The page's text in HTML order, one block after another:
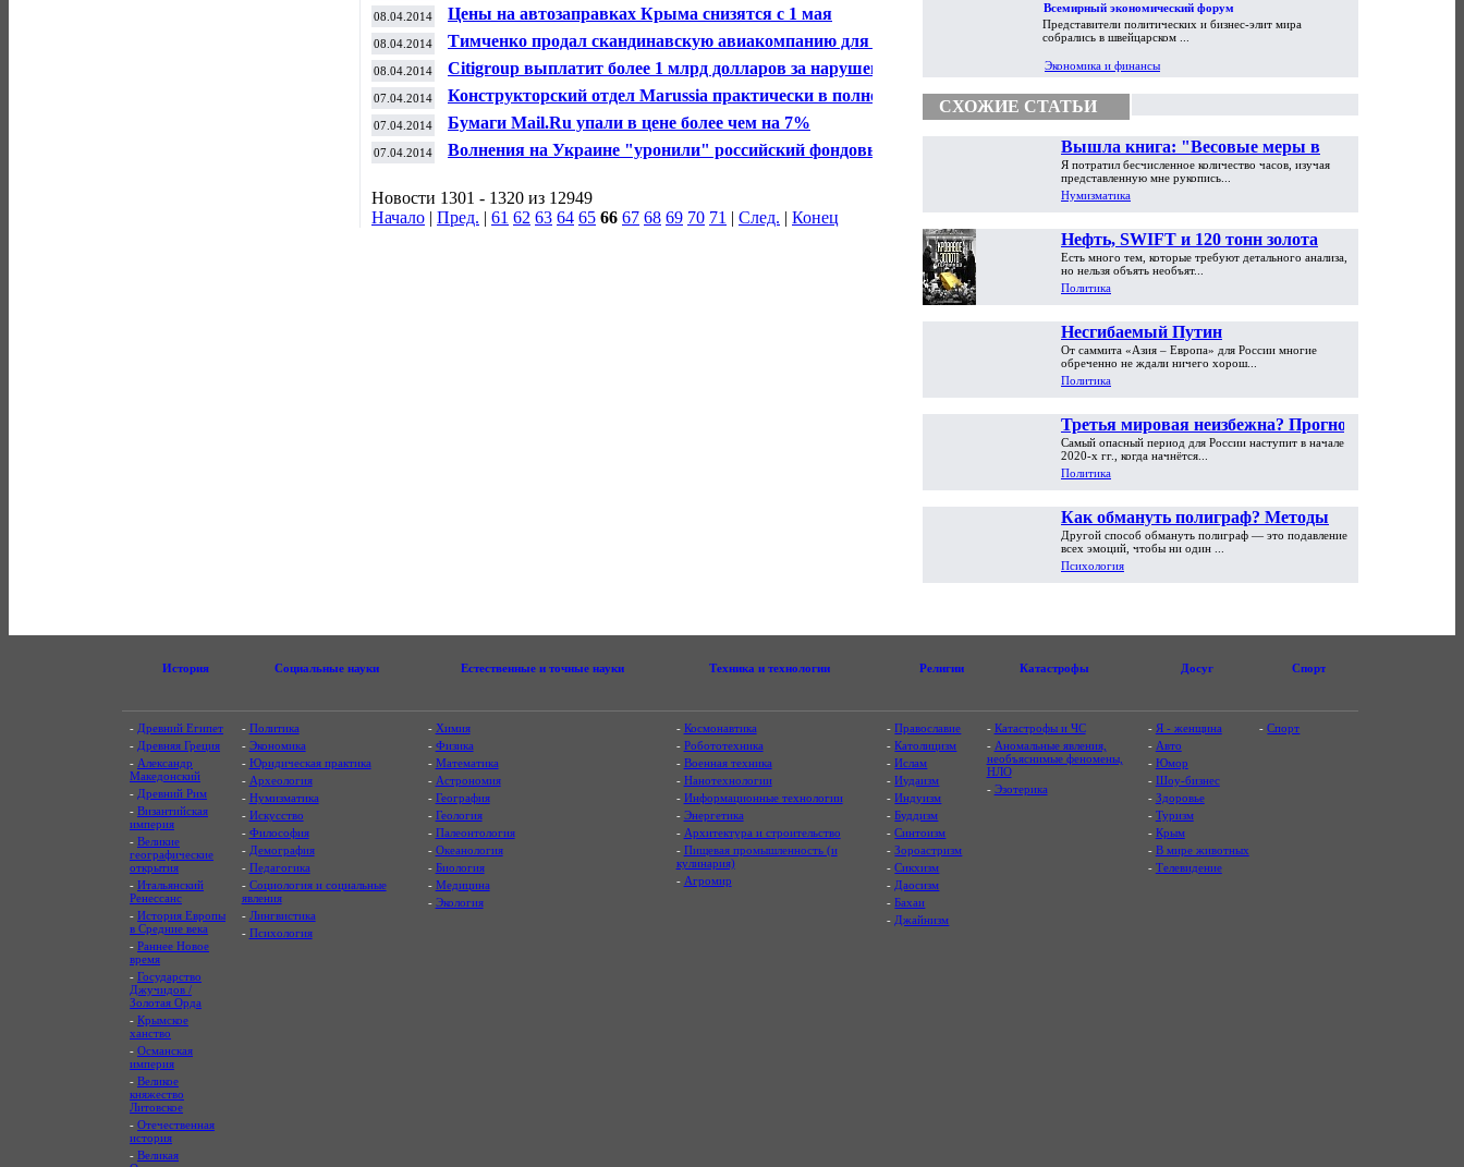
08.04.2014 Цены на автозаправках Крыма снизятся с 1 мая
08.04.2014
Тимченко продал скандинавскую авиакомпанию для VIP-
клиентов
08.04.2014
Citigroup выплатит более 1 млрд долларов за нарушения
при продаже ипотечных бумаг
07.04.2014
Конструкторский отдел Marussia практически в полном
составе перешел в НАМИ
07.04.2014 Бумаги Mail.Ru упали в цене более чем на 7%
07.04.2014
Волнения на Украине "уронили" российский фондовый
Новости 1301 - 1320 из 12949
Начало | Пред. | 61 62 63 64 65 66 67 68 69 70 71 | След. | Конец
Всемирный экономический форум
Представители политических и бизнес-элит мира
собрались в швейцарском ...
Экономика и финансы
СХОЖИЕ СТАТЬИ
Вышла книга: "Весовые меры в
торговой практике Античности и
Средневековья"
Я потратил бесчисленное количество часов, изучая
представленную мне рукопись...
Нумизматика
Нефть, SWIFT и 120 тонн золота
Есть много тем, которые требуют детального анализа,
но нельзя объять необъят...
Политика
Несгибаемый Путин
От саммита «Азия – Европа» для России многие
обреченно не ждали ничего хорош...
Политика
Третья мировая неизбежна? Прогноз
Сергея Глазьева
Самый опасный период для России наступит в начале
2020-х гг., когда начнётся...
Политика
Как обмануть полиграф? Методы
противодействия. Часть вторая
Другой способ обмануть полиграф — это подавление
всех эмоций, чтобы ни один ...
Психология
История Социальные науки Естественные и точные науки Техника и технологии Религии Катастрофы Досуг Спорт
- Древний Египет
- Древняя Греция
- Александр
Македонский
- Древний Рим
- Византийская
империя
- Великие
географические
открытия
- Итальянский
Ренессанс
- История Европы
в Средние века
- Раннее Новое
время
- Государство
Джучидов /
Золотая Орда
- Крымское
ханство
- Османская
империя
- Великое
княжество
Литовское
- Отечественная
история
- Великая
- Политика
- Экономика
- Юридическая практика
- Археология
- Нумизматика
- Искусство
- Философия
- Демография
- Педагогика
- Социология и социальные
явления
- Лингвистика
- Психология
- Химия
- Физика
- Математика
- Астрономия
- География
- Геология
- Палеонтология
- Океанология
- Биология
- Медицина
- Экология
- Космонавтика
- Робототехника
- Военная техника
- Нанотехнологии
- Информационные технологии
- Энергетика
- Архитектура и строительство
- Пищевая промышленность (и
кулинария)
- Агромир
-Православие
-Католицизм
-Ислам
-Иудаизм
-Индуизм
-Буддизм
-Синтоизм
-Зороастризм
-Сикхизм
- Даосизм
-Бахаи
- Джайнизм
- Катастрофы и ЧС
- Аномальные явления,
необъяснимые феномены,
НЛО
- Эзотерика
- Я - женщина
- Авто
- Юмор
- Шоу-бизнес
- Здоровье
- Туризм
- Крым
- В мире животных
- Телевидение
-Спорт